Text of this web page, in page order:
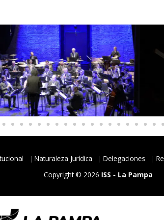
Naturaleza Jurídica Delegaciones
Copyright © 2026 ISS - La Pampa